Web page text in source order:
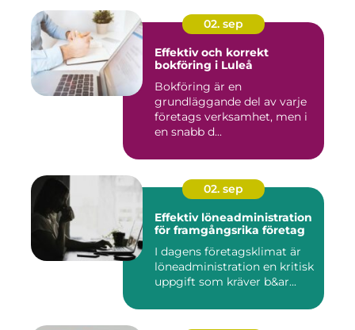
02. sep
Effektiv och korrekt
bokföring i Luleå
Bokföring är en
grundläggande del av varje
företags verksamhet, men i
en snabb d...
02. sep
Effektiv löneadministration
för framgångsrika företag
I dagens företagsklimat är
löneadministration en kritisk
uppgift som kräver b&ar...